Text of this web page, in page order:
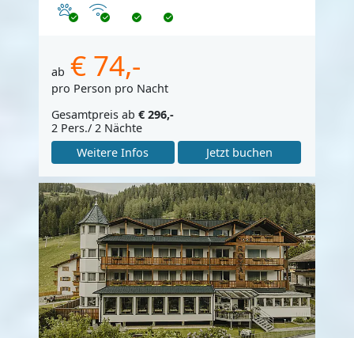
Haustiere erlaubt
Internet
ab € 74,-
pro Person pro Nacht
Gesamtpreis ab € 296,-
2 Pers./ 2 Nächte
Weitere Infos
Jetzt buchen